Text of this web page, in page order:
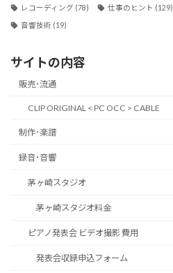
レコーディング (78) 仕事のヒント (129)
音響技術 (19)
サイトの内容
販売･流通
CLIP ORIGINAL < PC OCC > CABLE
制作･楽譜
録音･音響
茅ヶ崎スタジオ
茅ヶ崎スタジオ料金
ピアノ発表会 ビデオ撮影 費用
発表会収録申込フォーム